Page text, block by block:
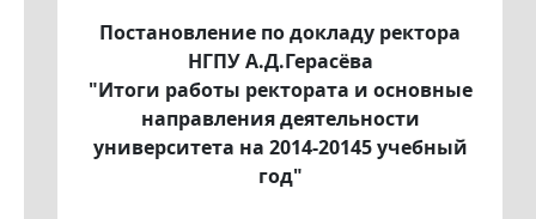
Постановление по докладу ректора
НГПУ А.Д.Герасёва
"Итоги работы ректората и основные
направления деятельности
университета на 2014-20145 учебный
год"